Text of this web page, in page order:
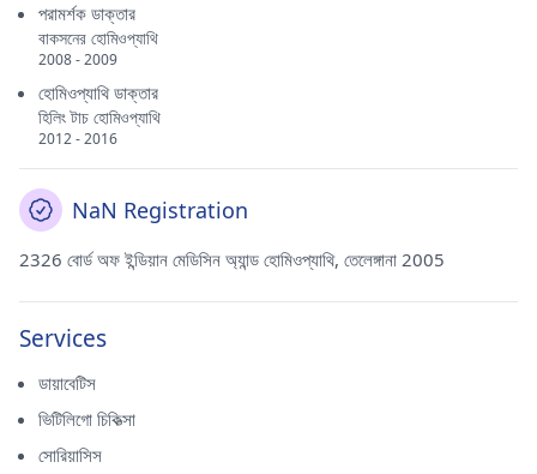
পরামর্শক ডাক্তার
বাকসনের হোমিওপ্যাথি
2008 - 2009
হোমিওপ্যাথি ডাক্তার
হিলিং টাচ হোমিওপ্যাথি
2012 - 2016
NaN Registration
2326 বোর্ড অফ ইন্ডিয়ান মেডিসিন অ্যান্ড হোমিওপ্যাথি, তেলেঙ্গানা 2005
Services
ডায়াবেটিস
ভিটিলিগো চিকিত্সা
সোরিয়াসিস